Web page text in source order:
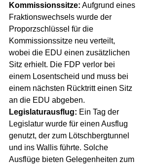
Kommissionssitze: Aufgrund eines
Fraktionswechsels wurde der
Proporzschlüssel für die
Kommissionssitze neu verteilt,
wobei die EDU einen zusätzlichen
Sitz erhielt. Die FDP verlor bei
einem Losentscheid und muss bei
einem nächsten Rücktritt einen Sitz
an die EDU abgeben.
Legislaturausflug: Ein Tag der
Legislatur wurde für einen Ausflug
genutzt, der zum Lötschbergtunnel
und ins Wallis führte. Solche
Ausflüge bieten Gelegenheiten zum